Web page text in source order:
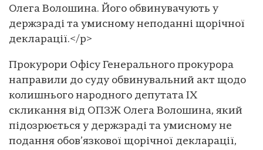
Олега Волошина. Його обвинувачують у
держзраді та умисному неподанні щорічної
декларації.</p>
Прокурори Офісу Генерального прокурора
направили до суду обвинувальний акт щодо
колишнього народного депутата IX
скликання від ОПЗЖ Олега Волошина, який
підозрюється у держзраді та умисному не
подання обов’язкової щорічної декларації,